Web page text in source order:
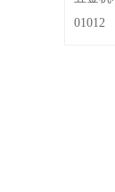
01012